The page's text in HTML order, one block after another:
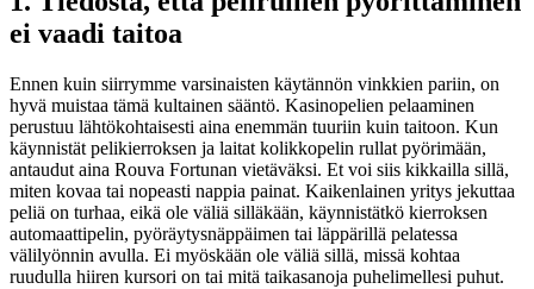
ei vaadi taitoa
Ennen kuin siirrymme varsinaisten käytännön vinkkien pariin, on
hyvä muistaa tämä kultainen sääntö. Kasinopelien pelaaminen
perustuu lähtökohtaisesti aina enemmän tuuriin kuin taitoon. Kun
käynnistät pelikierroksen ja laitat kolikkopelin rullat pyörimään,
antaudut aina Rouva Fortunan vietäväksi. Et voi siis kikkailla sillä,
miten kovaa tai nopeasti nappia painat. Kaikenlainen yritys jekuttaa
peliä on turhaa, eikä ole väliä silläkään, käynnistätkö kierroksen
automaattipelin, pyöräytysnäppäimen tai läppärillä pelatessa
välilyönnin avulla. Ei myöskään ole väliä sillä, missä kohtaa
ruudulla hiiren kursori on tai mitä taikasanoja puhelimellesi puhut.